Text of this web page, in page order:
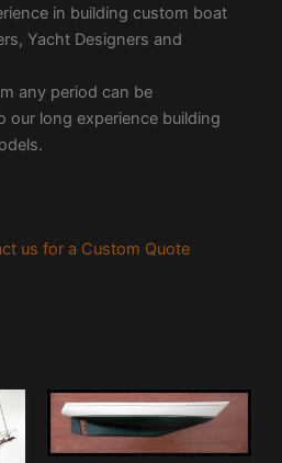
in building custom boat
Yacht Designers and
any period can be
our long experience building
us for a Custom Quote